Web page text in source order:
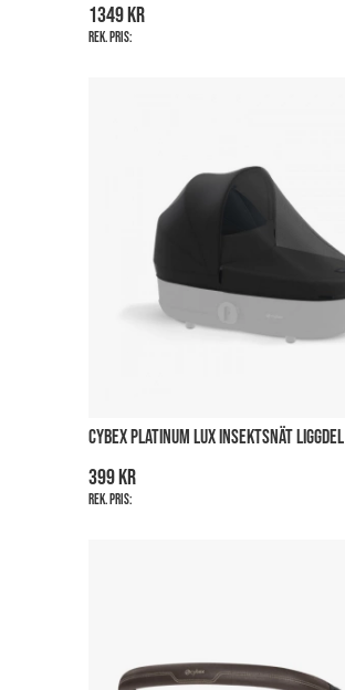
1349 kr
Rek. pris:
CYBEX PLATINUM LUX INSEKTSNÄT LIGGDEL
399 kr
Rek. pris: